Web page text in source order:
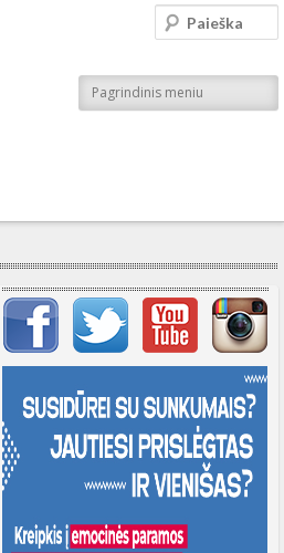
Pagrindinis meniu
Paieška
Svarbių įrašų meniu